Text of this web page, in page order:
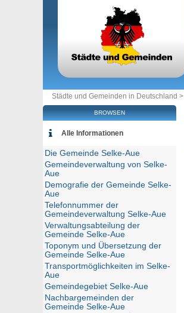
Städte und Gemeinden in Deutschland >
BROWSEN
Alle Informationen
Die Gemeinde Selke-Aue
Gemeindeverwaltung von Selke-
Aue
Demografie der Gemeinde Selke-
Aue
Telefonnummer der
Gemeindeverwaltung Selke-Aue
Verwaltungsabteilung der
Gemeinde Selke-Aue
Toponym und Übersetzung der
Gemeinde Selke-Aue
Transportmöglichkeiten im Selke-
Aue
Gemeindegebiet Selke-Aue
Nachbargemeinden der
Gemeinde Selke-Aue